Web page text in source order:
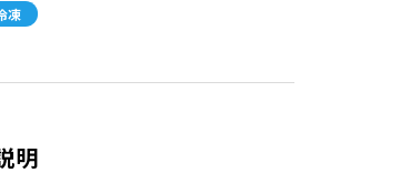
凍
明